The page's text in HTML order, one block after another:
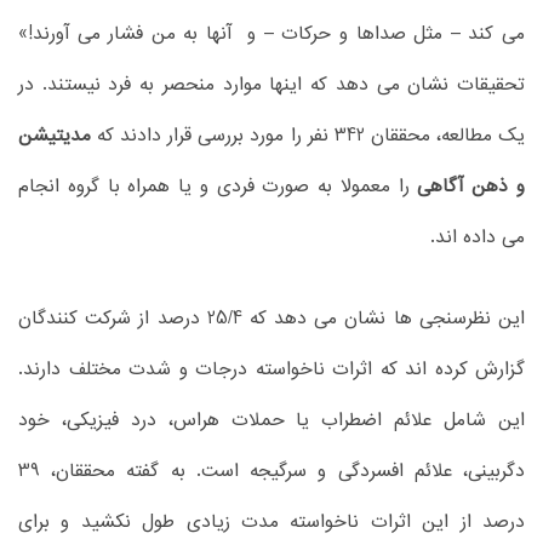
می کند – مثل صداها و حرکات – و آنها به من فشار می آورند!»
تحقیقات نشان می دهد که اینها موارد منحصر به فرد نیستند. در
یک مطالعه، محققان 342 نفر را مورد بررسی قرار دادند که
مدیتیشن
و ذهن آگاهی را معمولا به صورت فردی و یا همراه با گروه انجام
می داده اند.
این نظرسنجی ها نشان می دهد که 25/4 درصد از شرکت کنندگان
گزارش کرده اند که اثرات ناخواسته درجات و شدت مختلف دارند.
این شامل علائم اضطراب یا حملات هراس، درد فیزیکی، خود
دگربینی، علائم افسردگی و سرگیجه است. به گفته محققان، 39
درصد از این اثرات ناخواسته مدت زیادی طول نکشید و برای